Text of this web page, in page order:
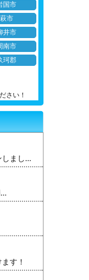
国市
萩市
井市
南市
珂郡
さい！
まし...
す！